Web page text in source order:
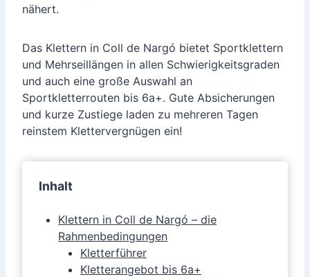
nähert.
Das Klettern in Coll de Nargó bietet Sportklettern
und Mehrseillängen in allen Schwierigkeitsgraden
und auch eine große Auswahl an
Sportkletterrouten bis 6a+. Gute Absicherungen
und kurze Zustiege laden zu mehreren Tagen
reinstem Klettervergnügen ein!
Inhalt
Klettern in Coll de Nargó – die
Rahmenbedingungen
Kletterführer
Kletterangebot bis 6a+